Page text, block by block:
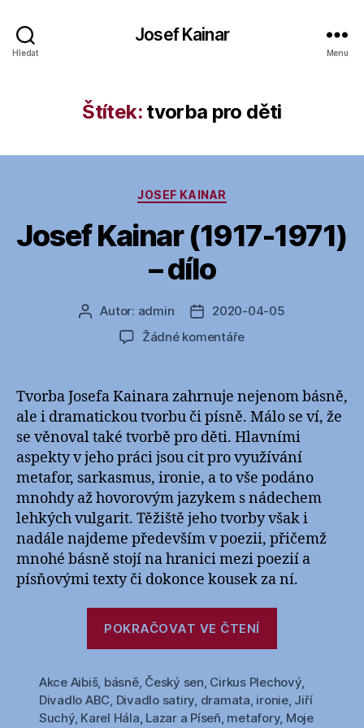
Hledat
Josef Kainar
Menu
Štítek: tvorba pro děti
Rubriky
JOSEF KAINAR
Josef Kainar (1917-1971)
– dílo
Autor
příspěvku
Autor: admin
Datum
příspěvku
2020-04-05
Žádné komentářeu
názvem
Josef
Kainar
(1917-
1971)
–
dílo
Tvorba Josefa Kainara zahrnuje nejenom básně,
ale i dramatickou tvorbu či písně. Málo se ví, že
se věnoval také tvorbě pro děti. Hlavními
aspekty v jeho práci jsou cit pro využívání
metafor, sarkasmus, ironie, a to vše podáno
mnohdy až hovorovým jazykem s nádechem
lehkých vulgarit. Těžiště jeho tvorby však i
nadále najdeme především v poezii, přičemž
mnohé básně stojí na hranici mezi poezií a
písňovými texty či dokonce kousek za ní.
POKRAČOVAT VE ČTENÍ
1971)
–
Akce Aibiš, básně, Český sen, Cirkus Plechový,
Divadlo ABC, Divadlo satiry, dramata, ironie, Jiří
Suchý, Karel Hála, Lazar a Píseň, metafory, Moje